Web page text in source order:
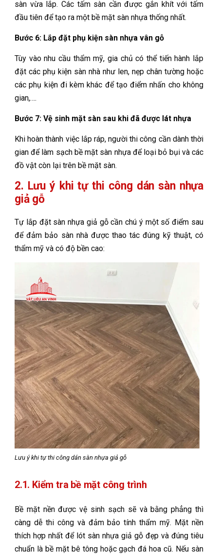
sàn vừa lắp. Các tấm sàn cần được gắn khít với tấm
đầu tiên để tạo ra một bề mặt sàn nhựa thống nhất.
Bước 6: Lắp đặt phụ kiện sàn nhựa vân gỗ
Tùy vào nhu cầu thẩm mỹ, gia chủ có thể tiến hành lắp
đặt các phụ kiện sàn nhà như len, nẹp chân tường hoặc
các phụ kiện đi kèm khác để tạo điểm nhấn cho không
gian,….
Bước 7: Vệ sinh mặt sàn sau khi đã được lát nhựa
Khi hoàn thành việc lắp ráp, người thi công cần dành thời
gian để làm sạch bề mặt sàn nhựa để loại bỏ bụi và các
đồ vật còn lại trên bề mặt sàn.
2. Lưu ý khi tự thi công dán sàn nhựa
giả gỗ
Tự lắp đặt sàn nhựa giả gỗ cần chú ý một số điểm sau
để đảm bảo sàn nhà được thao tác đúng kỹ thuật, có
thẩm mỹ và có độ bền cao:
Lưu ý khi tự thi công dán sàn nhựa giả gỗ
2.1. Kiểm tra bề mặt công trình
Bề mặt nền được vệ sinh sạch sẽ và bằng phẳng thì
càng dễ thi công và đảm bảo tính thẩm mỹ. Mặt nền
thích hợp nhất để lót sàn nhựa giả gỗ đẹp và đúng tiêu
chuẩn là bề mặt bê tông hoặc gạch đá hoa cũ. Nếu sàn